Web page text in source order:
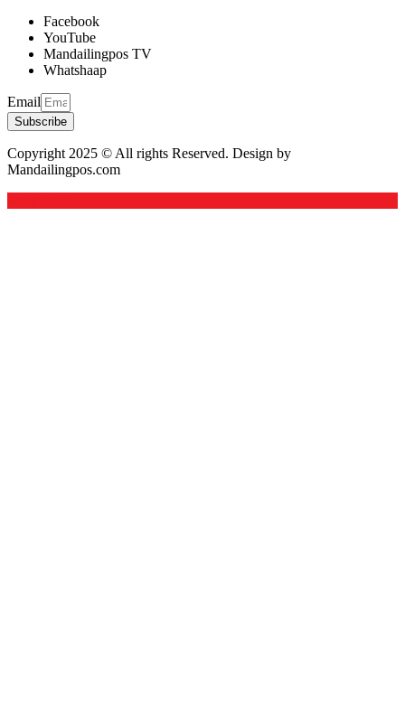
Facebook
YouTube
Mandailingpos TV
Whatshaap
Email
Subscribe
Copyright 2025 © All rights Reserved. Design by
Mandailingpos.com